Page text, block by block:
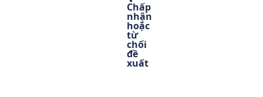
Chấp
nhận
hoặc
từ
chối
đề
xuất